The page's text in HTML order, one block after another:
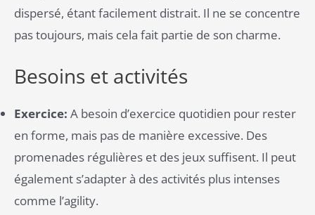
dispersé, étant facilement distrait. Il ne se concentre
pas toujours, mais cela fait partie de son charme​.
Besoins et activités
Exercice: A besoin d’exercice quotidien pour rester
en forme, mais pas de manière excessive. Des
promenades régulières et des jeux suffisent. Il peut
également s’adapter à des activités plus intenses
comme l’agility​.